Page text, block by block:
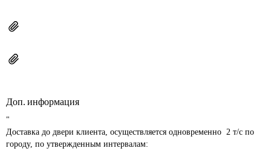
Доп. информация
"
Доставка до двери клиента, осуществляется одновременно  2 т/с по
городу, по утвержденным интервалам: